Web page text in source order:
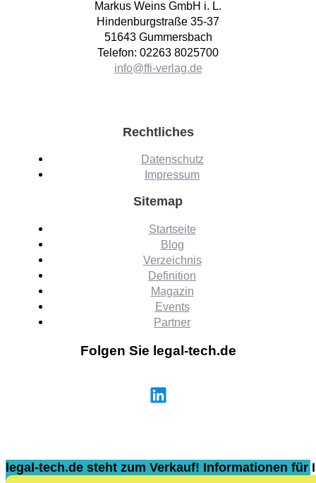
Markus Weins GmbH i. L.
Hindenburgstraße 35-37
51643 Gummersbach
Telefon: 02263 8025700
info@ffi-verlag.de
Rechtliches
Datenschutz
Impressum
Sitemap
Startseite
Blog
Verzeichnis
Definition
Magazin
Events
Partner
Folgen Sie legal-tech.de
legal-tech.de steht zum Verkauf! Informationen für